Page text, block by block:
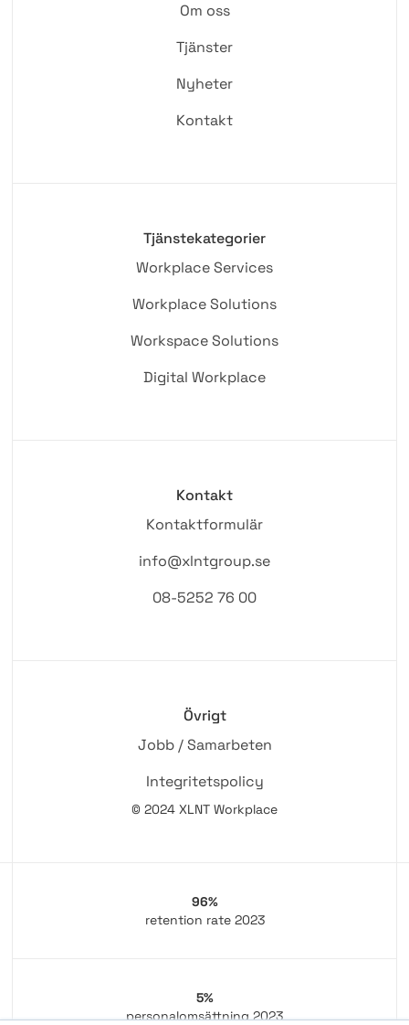
Om oss
Tjänster
Nyheter
Kontakt
Tjänstekategorier
Workplace Services
Workplace Solutions
Workspace Solutions
Digital Workplace
Kontakt
Kontaktformulär
info@xlntgroup.se
08-5252 76 00
Övrigt
Jobb / Samarbeten
Integritetspolicy
© 2024 XLNT Workplace
96%
retention rate 2023
5%
personalomsättning 2023